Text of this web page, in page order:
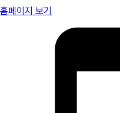
홈페이지 보기